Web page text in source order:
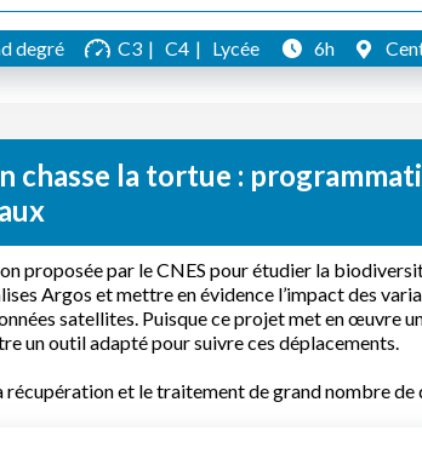
degré C3 C4 Lycée 6h
chasse la tortue :
proposée par le CNES pour étudier la
Argos et mettre en évidence l’impact des
satellites. Puisque ce projet met en œuvre
un outil adapté pour suivre ces déplacements.
et le traitement de grand nombre de